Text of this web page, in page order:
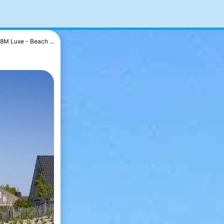
Luxe - Beach ...